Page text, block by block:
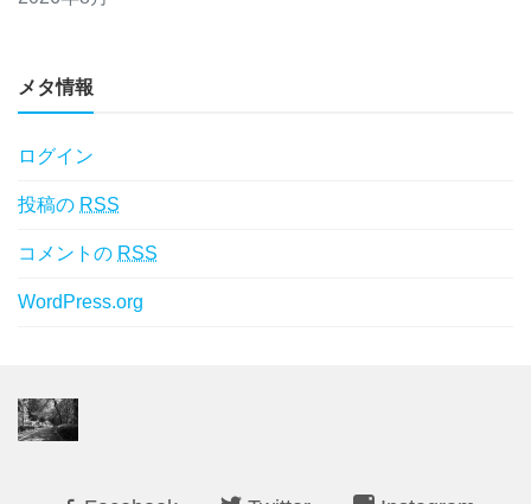
メタ情報
ログイン
投稿の RSS
コメントの RSS
WordPress.org